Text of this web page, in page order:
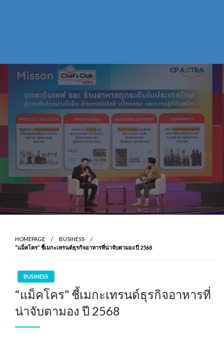
HOMEPAGE
BUSINESS
“แม็คโคร” ชี้เมกะเทรนด์ธุรกิจอาหารที่น่าจับตามอง ปี 2568
BUSINESS
“แม็คโคร” ชี้เมกะเทรนด์ธุรกิจอาหารที่
น่าจับตามอง ปี 2568